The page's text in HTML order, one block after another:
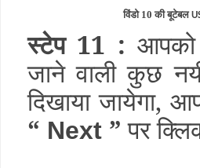
विंडो 10 की बूटेबल
स्टेप 11 : आपको
जाने वाली कुछ
दिखाया जायेगा,
“ Next ” पर